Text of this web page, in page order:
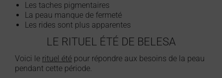
Les taches pigmentaires
La peau manque de fermeté
Les rides sont plus apparentes
LE RITUEL ÉTÉ DE BELESA
Voici le rituel été pour répondre aux besoins de la peau
pendant cette période.